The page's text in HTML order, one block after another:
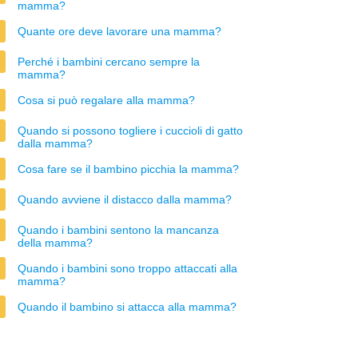
mamma?
Quante ore deve lavorare una mamma?
Perché i bambini cercano sempre la
mamma?
Cosa si può regalare alla mamma?
Quando si possono togliere i cuccioli di gatto
dalla mamma?
Cosa fare se il bambino picchia la mamma?
Quando avviene il distacco dalla mamma?
Quando i bambini sentono la mancanza
della mamma?
Quando i bambini sono troppo attaccati alla
mamma?
Quando il bambino si attacca alla mamma?